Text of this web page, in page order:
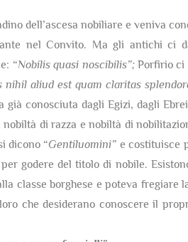
dell’ascesa nobiliare e veniva
nel Convito. Ma gli antichi ci
“Nobilis quasi noscibilis”; Porfirio ci
nihil aliud est quam claritas
già conosciuta dagli Egizi, dagli
di razza e nobiltà di
dicono “Gentiluomini” e costituisce
godere del titolo di nobile.
classe borghese e poteva fregiare
che desiderano conoscere il